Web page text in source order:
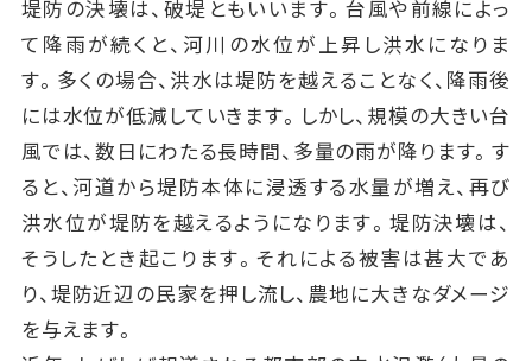
堤防の決壊は、破堤ともいいます。台風や前線によっ
て降雨が続くと、河川の水位が上昇し洪水になりま
す。多くの場合、洪水は堤防を越えることなく、降雨後
には水位が低減していきます。しかし、規模の大きい台
風では、数日にわたる長時間、多量の雨が降ります。す
ると、河道から堤防本体に浸透する水量が増え、再び
洪水位が堤防を越えるようになります。堤防決壊は、
そうしたとき起こります。それによる被害は甚大であ
り、堤防近辺の民家を押し流し、農地に大きなダメージ
を与えます。